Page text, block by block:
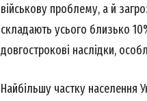
військову проблему, а й
складають усього близько
довгострокові наслідки,
Найбільшу частку населення